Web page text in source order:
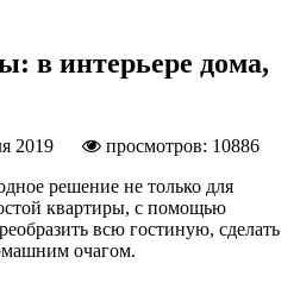
в интерьере дома,
2019
просмотров: 10886
решение не только для
квартиры, с помощью
всю гостиную, сделать
очагом.